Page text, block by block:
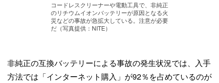
コードレスクリーナーや電動工具で、非純正
のリチウムイオンバッテリーが原因となる火
災などの事故が急拡大している。注意が必要
だ（写真提供：NITE）
非純正の互換バッテリーによる事故の発生状況では、入手
方法では「インターネット購入」が92％を占めているのが